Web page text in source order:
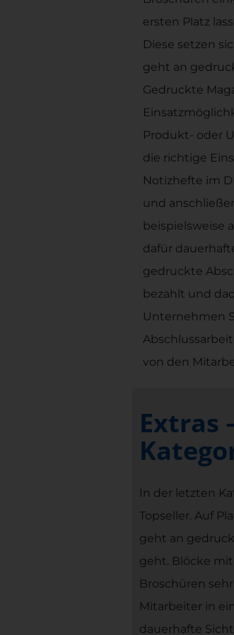
ersten Platz
Diese setzen
geht an
Gedruckte
Produkt- oder
die richtige
Notizhefte im
und
beispielsweise
dafür
gedruckte
bezahlt und
Unternehmen
von den
Extras
In der letzten
Topseller. Auf
geht an
geht. Blöcke
Broschüren
Mitarbeiter in
dauerhafte